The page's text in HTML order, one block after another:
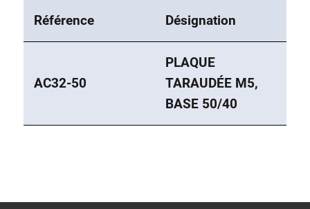
Référence Désignation
AC32-50
PLAQUE
TARAUDÉE M5,
BASE 50/40